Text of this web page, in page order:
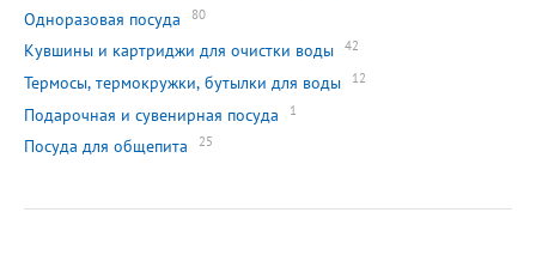
Одноразовая посуда 80
Кувшины и картриджи для очистки воды 42
Термосы, термокружки, бутылки для воды 12
Подарочная и сувенирная посуда 1
Посуда для общепита 25